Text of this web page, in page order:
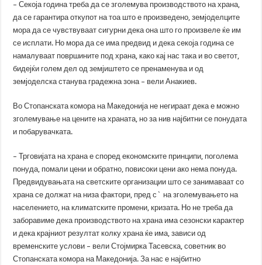
– Секоја година треба да се зголемува производството на храна,
да се гарантира откупот на тоа што е произведено, земјоделците
мора да се чувствуваат сигурни дека она што го произвеле ќе им
се исплати. Но мора да се има предвид и дека секоја година се
намалуваат површините под храна, како кај нас така и во светот,
бидејќи голем дел од земјиштето се пренаменува и од
земјоделска станува градежна зона – вели Анакиев.
Во Стопанската комора на Македонија не негираат дека е можно
зголемување на цените на храната, но за нив најбитни се понудата
и побарувачката.
– Трговијата на храна е според економските принципи, поголема
понуда, помали цени и обратно, повисоки цени ако нема понуда.
Предвидувањата на светските организации што се занимаваат со
храна се должат на низа фактори, пред с` на зголемувањето на
населението, на климатските промени, кризата. Но не треба да
заборавиме дека производството на храна има сезонски карактер
и дека крајниот резултат колку храна ќе има, зависи од
временските услови – вели Стојмирка Тасевска, советник во
Стопанската комора на Македонија. За нас е најбитно